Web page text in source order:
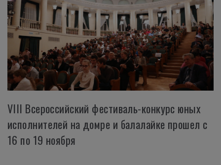
VIII Всероссийский фестиваль-конкурс юных
исполнителей на домре и балалайке прошел с
16 по 19 ноября